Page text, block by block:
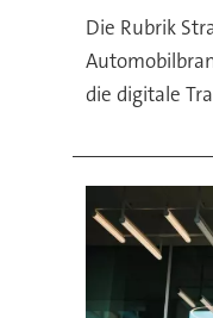
Die Rubrik
die digitale